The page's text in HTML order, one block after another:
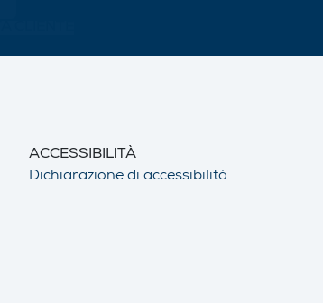
ACCESSIBILITÀ
Dichiarazione di accessibilità